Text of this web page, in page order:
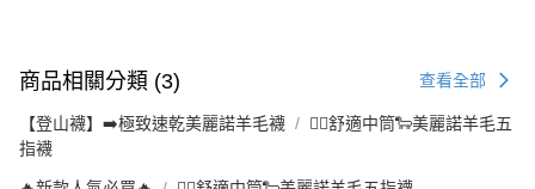
商品相關分類 (3) 查看全部
【登山襪】➡️極致速乾美麗諾羊毛襪
👉🏻舒適中筒🐑美麗諾羊毛五
指襪